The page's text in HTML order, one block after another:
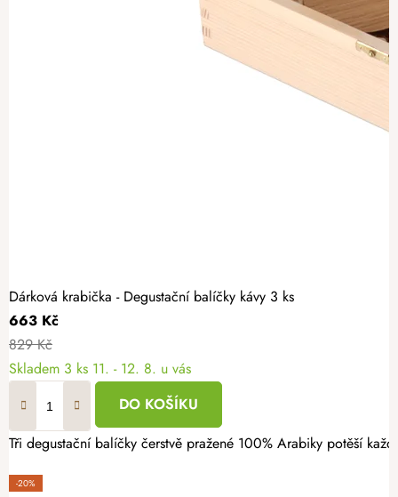
Dárková krabička - Degustační balíčky kávy 3 ks
663 Kč
829 Kč
Skladem 3 ks 11. - 12. 8. u vás
DO KOŠÍKU
Tři degustační balíčky čerstvě pražené 100% Arabiky potěší
-20%